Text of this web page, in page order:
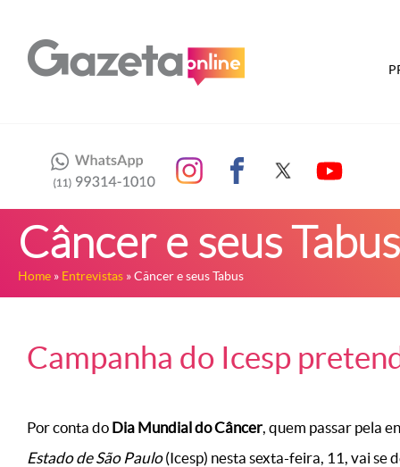
Câncer e seus Tabus
Home » Entrevistas » Câncer e seus Tabus
Campanha do Icesp
Por conta do Dia Mundial do Câncer, quem passar pela
Estado de São Paulo(Icesp) nesta sexta-feira, 11, vai se